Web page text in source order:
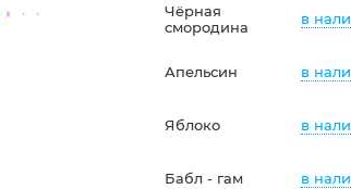
Чёрная
смородина
в
Апельсин в
Яблоко в
Бабл - гам в